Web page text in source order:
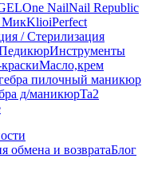
One NailNail Republic
МикKlioiPerfect
/ Стерилизация
Инструменты
Масло,крем
пилочный маникюр
д/маникюрTa2
обмена и возвратаБлог